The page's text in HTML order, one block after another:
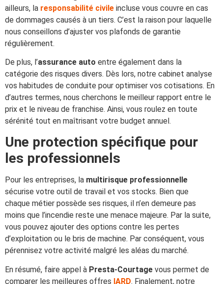
ailleurs, la responsabilité civile incluse vous couvre en cas
de dommages causés à un tiers. C’est la raison pour laquelle
nous conseillons d’ajuster vos plafonds de garantie
régulièrement.
De plus, l’assurance auto entre également dans la
catégorie des risques divers. Dès lors, notre cabinet analyse
vos habitudes de conduite pour optimiser vos cotisations. En
d’autres termes, nous cherchons le meilleur rapport entre le
prix et le niveau de franchise. Ainsi, vous roulez en toute
sérénité tout en maîtrisant votre budget annuel.
Une protection spécifique pour
les professionnels
Pour les entreprises, la multirisque professionnelle
sécurise votre outil de travail et vos stocks. Bien que
chaque métier possède ses risques, il n’en demeure pas
moins que l’incendie reste une menace majeure. Par la suite,
vous pouvez ajouter des options contre les pertes
d’exploitation ou le bris de machine. Par conséquent, vous
pérennisez votre activité malgré les aléas du marché.
En résumé, faire appel à Presta-Courtage vous permet de
comparer les meilleures offres IARD. Finalement, notre